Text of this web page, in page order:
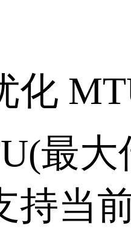
大传
持当